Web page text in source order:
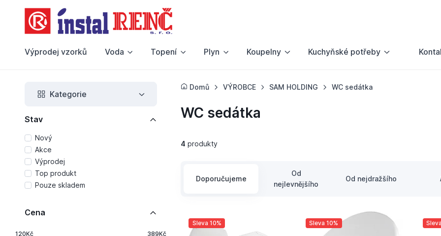
Výprodej vzorků Voda Topení Plyn Koupelny Kuchyňské potřeby
Kategorie
Stav
Nový
Akce
Výprodej
Top produkt
Pouze skladem
Cena
120Kč 389Kč
Domů VÝROBCE SAM HOLDING WC sedátka
WC sedátka
4 produkty
Doporučujeme
Od
nejlevnějšího
Od nejdražšího
Sleva 10% Sleva 10%